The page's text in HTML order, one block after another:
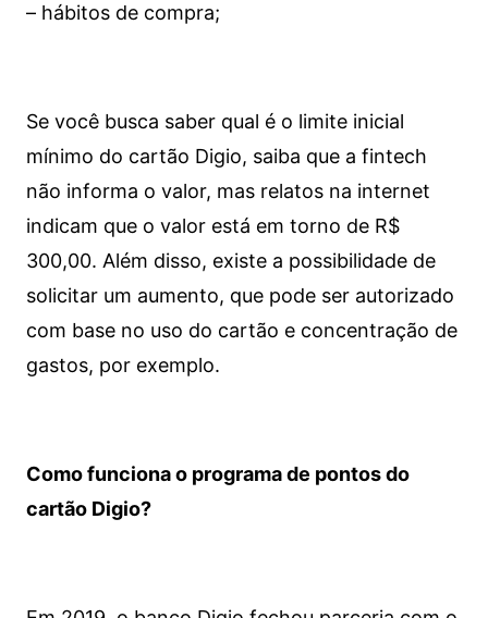
– hábitos de compra;
Se você busca saber qual é o limite inicial
mínimo do cartão Digio, saiba que a fintech
não informa o valor, mas relatos na internet
indicam que o valor está em torno de R$
300,00. Além disso, existe a possibilidade de
solicitar um aumento, que pode ser autorizado
com base no uso do cartão e concentração de
gastos, por exemplo.
Como funciona o programa de pontos do
cartão Digio?